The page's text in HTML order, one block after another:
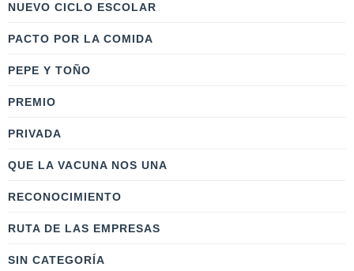
NUEVO CICLO ESCOLAR
PACTO POR LA COMIDA
PEPE Y TOÑO
PREMIO
PRIVADA
QUE LA VACUNA NOS UNA
RECONOCIMIENTO
RUTA DE LAS EMPRESAS
SIN CATEGORÍA